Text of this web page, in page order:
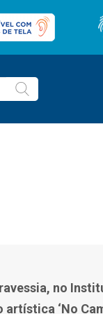
Silveira, apresenta a
no
artística ‘No